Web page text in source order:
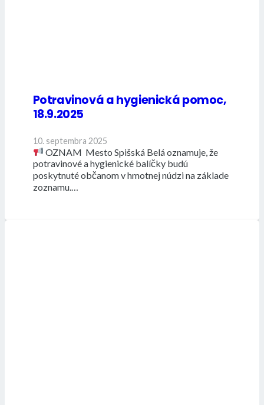
Potravinová a hygienická pomoc,
18.9.2025
10. septembra 2025
OZNAM Mesto Spišská Belá oznamuje, že
potravinové a hygienické balíčky budú
poskytnuté občanom v hmotnej núdzi na základe
zoznamu.…